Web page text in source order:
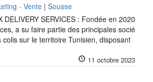
- Vente | Sousse
DELIVERY SERVICES : Fondée en 2020
a su faire partie des principales socié
sur le territoire Tunisien, disposant
11 octobre 2023